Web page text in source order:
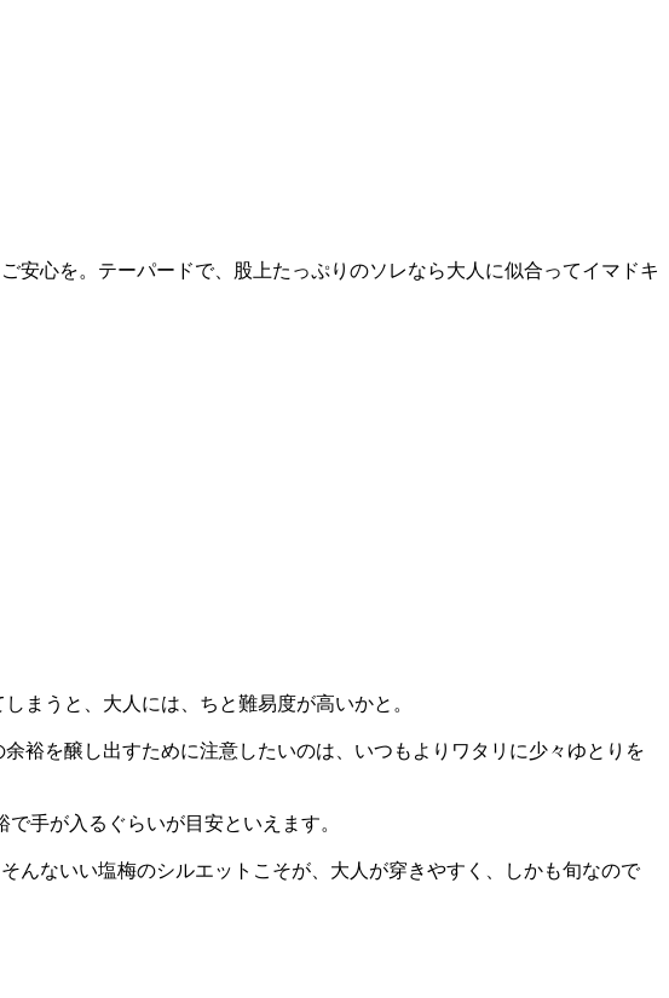
安心を。テーパードで、股上たっぷりのソレなら大人に似合ってイマドキ
まうと、大人には、ちと難易度が高いかと。
裕を醸し出すために注意したいのは、いつもよりワタリに少々ゆとりを
手が入るぐらいが目安といえます。
んないい塩梅のシルエットこそが、大人が穿きやすく、しかも旬なので